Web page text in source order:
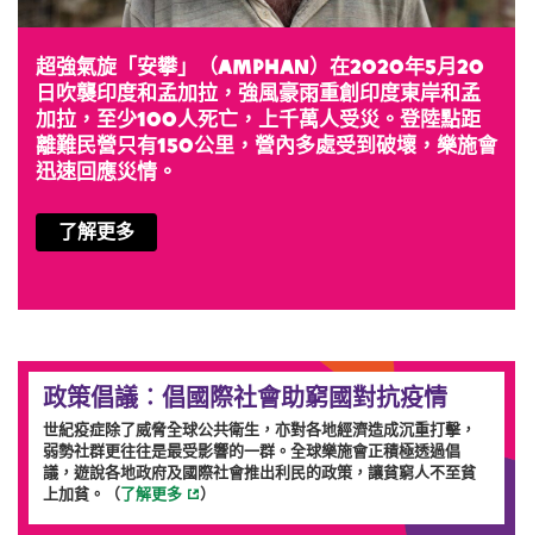
超強氣旋「安攀」（Amphan）在2020年5月20
日吹襲印度和孟加拉，強風豪雨重創印度東岸和孟
加拉，至少100人死亡，上千萬人受災。登陸點距
離難民營只有150公里，營內多處受到破壞，樂施會
迅速回應災情。
了解更多
政策倡議︰倡國際社會助窮國對抗疫情
世紀疫症除了威脅全球公共衛生，亦對各地經濟造成沉重打擊，
弱勢社群更往往是最受影響的一群。全球樂施會正積極透過倡
議，遊說各地政府及國際社會推出利民的政策，讓貧窮人不至貧
上加貧。（了解更多 ）